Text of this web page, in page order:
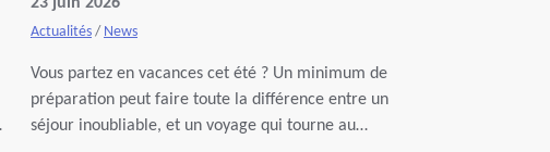
Actualités / News
Vous partez en vacances cet été ? Un minimum de
préparation peut faire toute la différence entre un
séjour inoubliable, et un voyage qui tourne au